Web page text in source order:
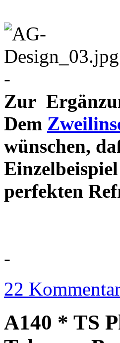
-
Zur
Dem
wünschen,
perfekten
-
22
A140 * TS